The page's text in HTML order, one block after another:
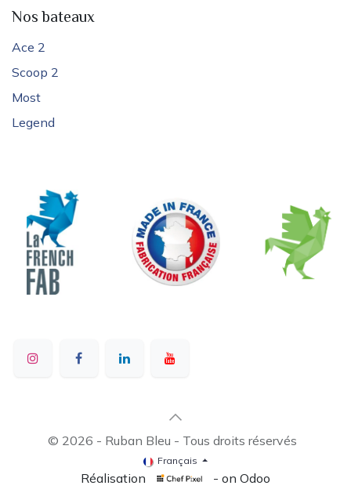
Nos bateaux
Ace 2
Scoop 2
Most
Legend
© 2026 - Ruban Bleu - Tous droits réservés
Français
Réalisation - on Odoo